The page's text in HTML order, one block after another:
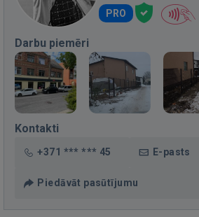
PRO
Darbu piemēri
Kontakti
+371 *** *** 45 E-pasts
Piedāvāt pasūtījumu